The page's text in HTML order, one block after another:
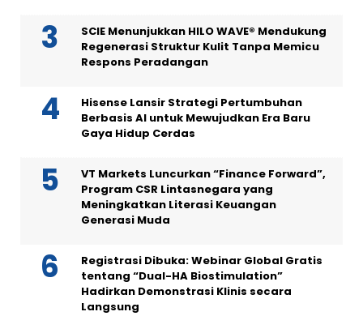
SCIE Menunjukkan HILO WAVE® Mendukung
Regenerasi Struktur Kulit Tanpa Memicu
Respons Peradangan
Hisense Lansir Strategi Pertumbuhan
Berbasis AI untuk Mewujudkan Era Baru
Gaya Hidup Cerdas
VT Markets Luncurkan “Finance Forward”,
Program CSR Lintasnegara yang
Meningkatkan Literasi Keuangan
Generasi Muda
Registrasi Dibuka: Webinar Global Gratis
tentang “Dual-HA Biostimulation”
Hadirkan Demonstrasi Klinis secara
Langsung